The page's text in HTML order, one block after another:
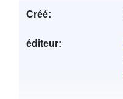
Créé:
éditeur: